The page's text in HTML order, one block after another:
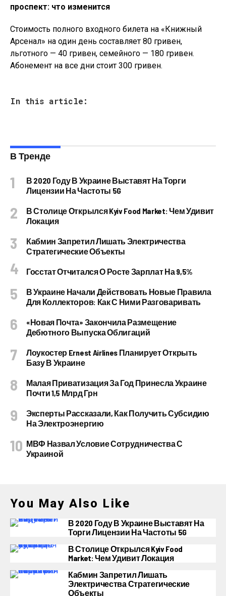
проспект: что изменится
Стоимость полного входного билета на «Книжный
Арсенал» на один день составляет 80 гривен,
льготного — 40 гривен, семейного — 180 гривен.
Абонемент на все дни стоит 300 гривен.
In this article:
В Тренде
В 2020 Году В Украине Выставят На Торги
Лицензии На Частоты 5G
В Столице Открылся Kyiv Food Market: Чем Удивит
Локация
Кабмин Запретил Лишать Электричества
Стратегические Объекты
Госстат Отчитался О Росте Зарплат На 9,5%
В Украине Начали Действовать Новые Правила
Для Коллекторов: Как С Ними Разговаривать
«Новая Почта» Закончила Размещение
Дебютного Выпуска Облигаций
Лоукостер Ernest Airlines Планирует Открыть
Базу В Украине
Малая Приватизация За Год Принесла Украине
Почти 1,5 Млрд Грн
Эксперты Рассказали, Как Получить Субсидию
На Электроэнергию
МВФ Назвал Условие Сотрудничества С
Украиной
You May Also Like
В 2020 Году В Украине Выставят На
Торги Лицензии На Частоты 5G
В Столице Открылся Kyiv Food
Market: Чем Удивит Локация
Кабмин Запретил Лишать
Электричества Стратегические
Объекты